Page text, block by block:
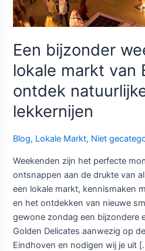
Een bijzonder
lokale markt van
ontdek
lekkernijen
Blog, Lokale Markt, Niet
Weekenden zijn het perfecte
ontsnappen aan de drukte van
een lokale markt, kennismaken
en het ontdekken van nieuwe
gewone zondag een bijzondere
Golden Delicates aanwezig op
Eindhoven en nodigen wij je uit
ontdek
natuurlijke
en
vegan
lekkernijen